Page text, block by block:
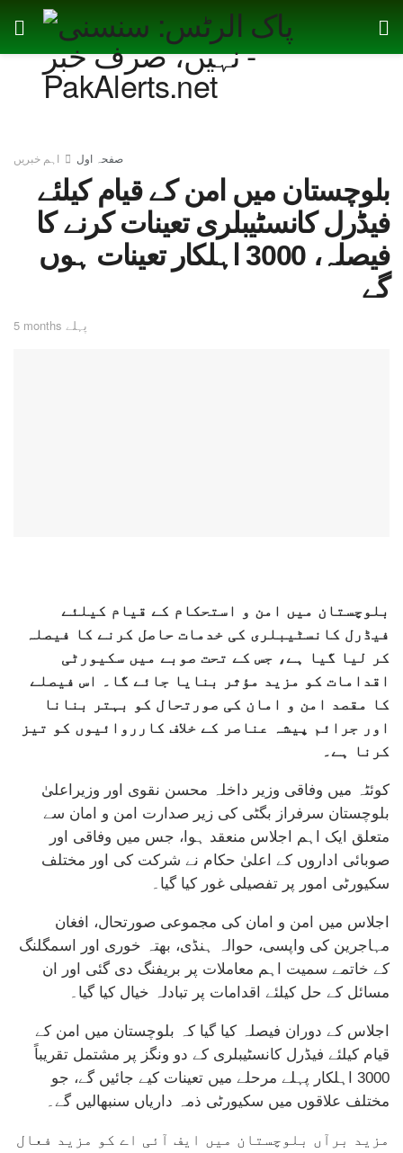
صفحہ اول اہم خبریں
بلوچستان میں امن کے قیام کیلئے
فیڈرل کانسٹیبلری تعینات کرنے کا
فیصلہ، 3000 اہلکار تعینات ہوں
گے
5 months پہلے
بلوچستان میں امن و استحکام کے قیام کیلئے
فیڈرل کانسٹیبلری کی خدمات حاصل کرنے کا فیصلہ
کر لیا گیا ہے، جس کے تحت صوبے میں سکیورٹی
اقدامات کو مزید مؤثر بنایا جائے گا۔ اس فیصلے
کا مقصد امن و امان کی صورتحال کو بہتر بنانا
اور جرائم پیشہ عناصر کے خلاف کارروائیوں کو تیز
کرنا ہے۔
کوئٹہ میں وفاقی وزیر داخلہ محسن نقوی اور وزیراعلیٰ
بلوچستان سرفراز بگٹی کی زیر صدارت امن و امان سے
متعلق ایک اہم اجلاس منعقد ہوا، جس میں وفاقی اور
صوبائی اداروں کے اعلیٰ حکام نے شرکت کی اور مختلف
سکیورٹی امور پر تفصیلی غور کیا گیا۔
اجلاس میں امن و امان کی مجموعی صورتحال، افغان
مہاجرین کی واپسی، حوالہ ہنڈی، بھتہ خوری اور اسمگلنگ
کے خاتمے سمیت اہم معاملات پر بریفنگ دی گئی اور ان
مسائل کے حل کیلئے اقدامات پر تبادلہ خیال کیا گیا۔
اجلاس کے دوران فیصلہ کیا گیا کہ بلوچستان میں امن کے
قیام کیلئے فیڈرل کانسٹیبلری کے دو ونگز پر مشتمل تقریباً
3000 اہلکار پہلے مرحلے میں تعینات کیے جائیں گے، جو
مختلف علاقوں میں سکیورٹی ذمہ داریاں سنبھالیں گے۔
مزید برآں بلوچستان میں ایف آئی اے کو مزید فعال